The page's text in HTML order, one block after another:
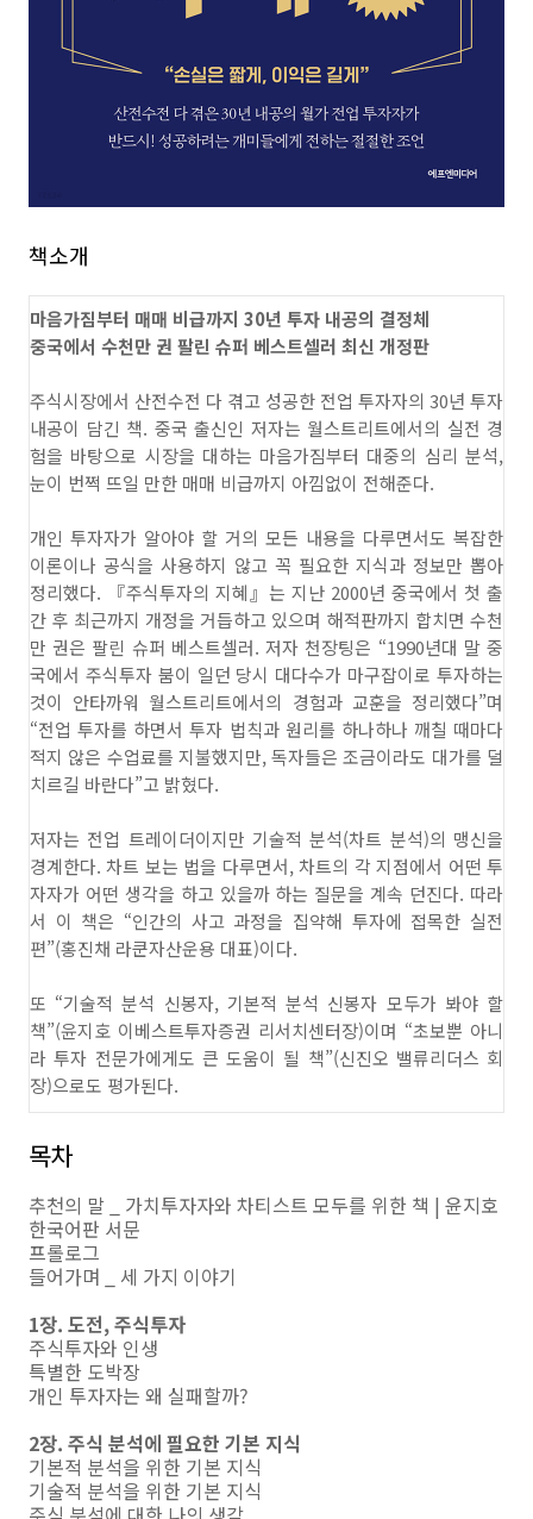
책소개
마음가짐부터 매매 비급까지 30년 투자 내공의 결정체
중국에서 수천만 권 팔린 슈퍼 베스트셀러 최신 개정판
주식시장에서 산전수전 다 겪고 성공한 전업 투자자의 30년 투자
내공이 담긴 책. 중국 출신인 저자는 월스트리트에서의 실전 경
험을 바탕으로 시장을 대하는 마음가짐부터 대중의 심리 분석,
눈이 번쩍 뜨일 만한 매매 비급까지 아낌없이 전해준다.
개인 투자자가 알아야 할 거의 모든 내용을 다루면서도 복잡한
이론이나 공식을 사용하지 않고 꼭 필요한 지식과 정보만 뽑아
정리했다. 『주식투자의 지혜』는 지난 2000년 중국에서 첫 출
간 후 최근까지 개정을 거듭하고 있으며 해적판까지 합치면 수천
만 권은 팔린 슈퍼 베스트셀러. 저자 천장팅은 “1990년대 말 중
국에서 주식투자 붐이 일던 당시 대다수가 마구잡이로 투자하는
것이 안타까워 월스트리트에서의 경험과 교훈을 정리했다”며
“전업 투자를 하면서 투자 법칙과 원리를 하나하나 깨칠 때마다
적지 않은 수업료를 지불했지만, 독자들은 조금이라도 대가를 덜
치르길 바란다”고 밝혔다.
저자는 전업 트레이더이지만 기술적 분석(차트 분석)의 맹신을
경계한다. 차트 보는 법을 다루면서, 차트의 각 지점에서 어떤 투
자자가 어떤 생각을 하고 있을까 하는 질문을 계속 던진다. 따라
서 이 책은 “인간의 사고 과정을 집약해 투자에 접목한 실전
편”(홍진채 라쿤자산운용 대표)이다.
또 “기술적 분석 신봉자, 기본적 분석 신봉자 모두가 봐야 할
책”(윤지호 이베스트투자증권 리서치센터장)이며 “초보뿐 아니
라 투자 전문가에게도 큰 도움이 될 책”(신진오 밸류리더스 회
장)으로도 평가된다.
목차
추천의 말 _ 가치투자자와 차티스트 모두를 위한 책 | 윤지호
한국어판 서문
프롤로그
들어가며 _ 세 가지 이야기
1장. 도전, 주식투자
주식투자와 인생
특별한 도박장
개인 투자자는 왜 실패할까?
2장. 주식 분석에 필요한 기본 지식
기본적 분석을 위한 기본 지식
기술적 분석을 위한 기본 지식